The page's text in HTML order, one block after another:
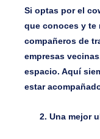
Si optas por el
que conoces y te
compañeros de
empresas
espacio. Aquí
estar
Una mejor